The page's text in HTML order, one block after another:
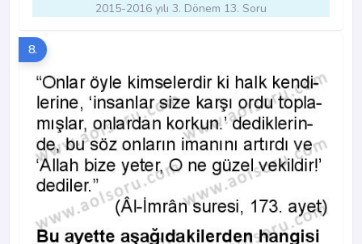
2015-2016 yılı 3. Dönem 13. Soru
8.